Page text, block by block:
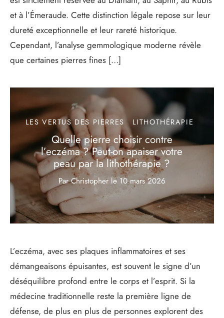
et à l’Émeraude. Cette distinction légale repose sur leur
dureté exceptionnelle et leur rareté historique.
Cependant, l’analyse gemmologique moderne révèle
que certaines pierres fines […]
LES VERTUS DES PIERRES LITHOTHÉRAPIE
Quelle pierre choisir contre
l’eczéma ? Peut-on apaiser votre
peau par la lithothérapie ?
Par Christopher le 10 mars 2026
L’eczéma, avec ses plaques inflammatoires et ses
démangeaisons épuisantes, est souvent le signe d’un
déséquilibre profond entre le corps et l’esprit. Si la
médecine traditionnelle reste la première ligne de
défense, de plus en plus de personnes explorent des